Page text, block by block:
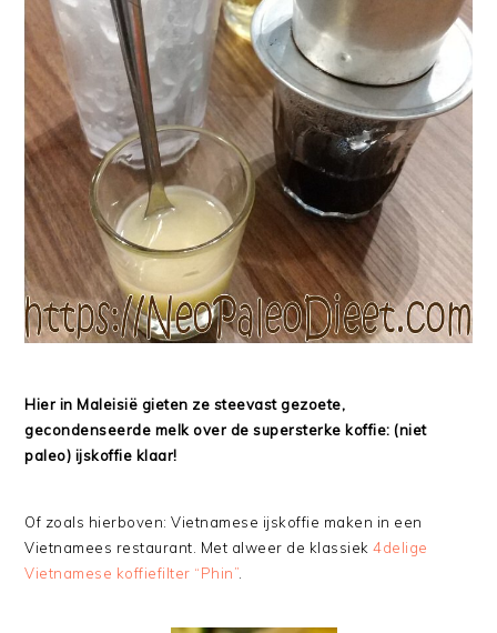
Hier in Maleisië gieten ze steevast gezoete,
gecondenseerde melk over de supersterke koffie: (niet
paleo) ijskoffie klaar!
Of zoals hierboven: Vietnamese ijskoffie maken in een
Vietnamees restaurant. Met alweer de klassiek4delige
Vietnamese koffiefilter “Phin”.